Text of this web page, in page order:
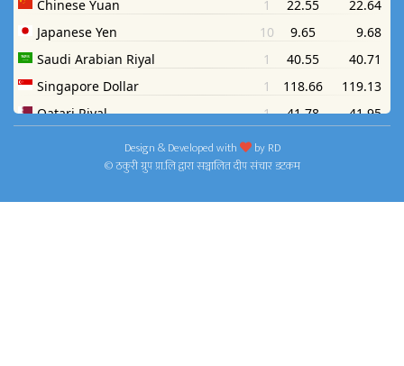
Design & Developed with byRD
© ठकुरी ग्रुप प्रा.लि द्वारा सञ्चालित दीप संचार डटकम